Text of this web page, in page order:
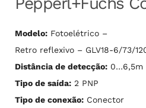
Modelo: Fotoelétrico –
Retro reflexivo – GLV18-6/73/
Distância de detecção: 0…6,5m
Tipo de saída: 2 PNP
Tipo de conexão: Conector